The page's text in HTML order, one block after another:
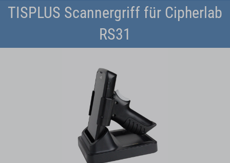
TISPLUS Scannergriff für Cipherlab
RS31